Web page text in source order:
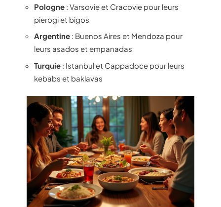
Pologne : Varsovie et Cracovie pour leurs
pierogi et bigos
Argentine : Buenos Aires et Mendoza pour
leurs asados et empanadas
Turquie : Istanbul et Cappadoce pour leurs
kebabs et baklavas